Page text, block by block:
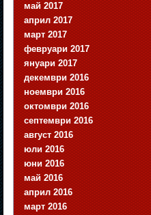
май 2017
април 2017
март 2017
февруари 2017
януари 2017
декември 2016
ноември 2016
октомври 2016
септември 2016
август 2016
юли 2016
юни 2016
май 2016
април 2016
март 2016